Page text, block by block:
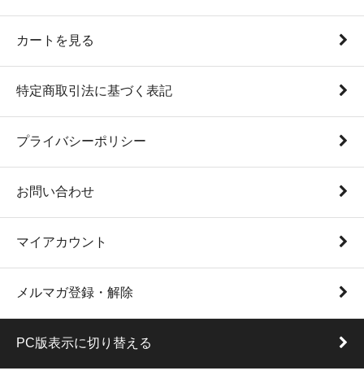
カートを見る
特定商取引法に基づく表記
プライバシーポリシー
お問い合わせ
マイアカウント
メルマガ登録・解除
PC版表示に切り替える